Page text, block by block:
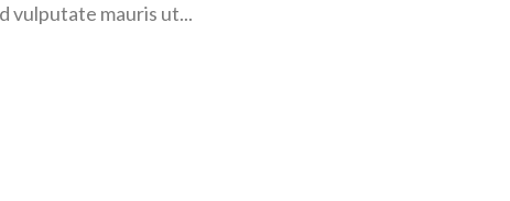
vulputate mauris ut...